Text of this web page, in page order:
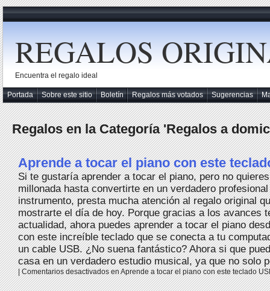
REGALOS
Encuentra el regalo ideal
Portada Sobre este sitio Boletín Regalos más votados Sugerencias
Regalos en la Categoría 'Regalos a
Aprende a tocar el piano con este
Si te gustaría aprender a tocar el piano, pero no
millonada hasta convertirte en un verdadero
instrumento, presta mucha atención al regalo original
mostrarte el día de hoy. Porque gracias a los avances
actualidad, ahora puedes aprender a tocar el piano
con este increíble teclado que se conecta a tu
un cable USB. ¿No suena fantástico? Ahora si que
casa en un verdadero estudio musical, ya que no solo
|Comentarios desactivadosen Aprende a tocar el piano con este teclado